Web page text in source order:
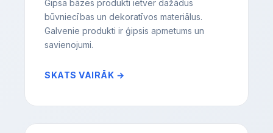
Gipsa bāzes produkti ietver dažādus
būvniecības un dekoratīvos materiālus.
Galvenie produkti ir ģipsis apmetums un
savienojumi.
SKATS VAIRĀK →